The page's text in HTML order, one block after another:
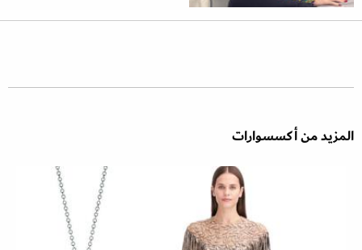
المزيد من أكسسوارات